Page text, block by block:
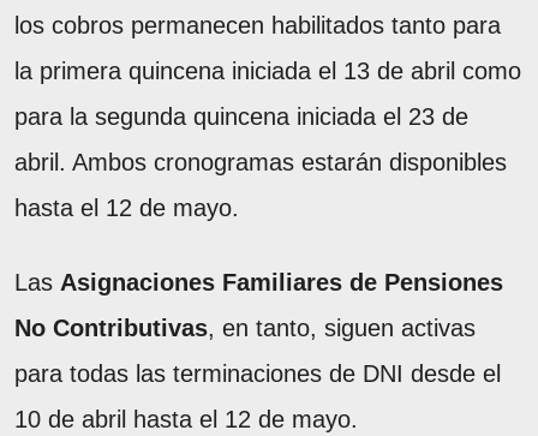
los cobros permanecen habilitados tanto para
la primera quincena iniciada el 13 de abril como
para la segunda quincena iniciada el 23 de
abril. Ambos cronogramas estarán disponibles
hasta el 12 de mayo.
Las Asignaciones Familiares de Pensiones
No Contributivas, en tanto, siguen activas
para todas las terminaciones de DNI desde el
10 de abril hasta el 12 de mayo.